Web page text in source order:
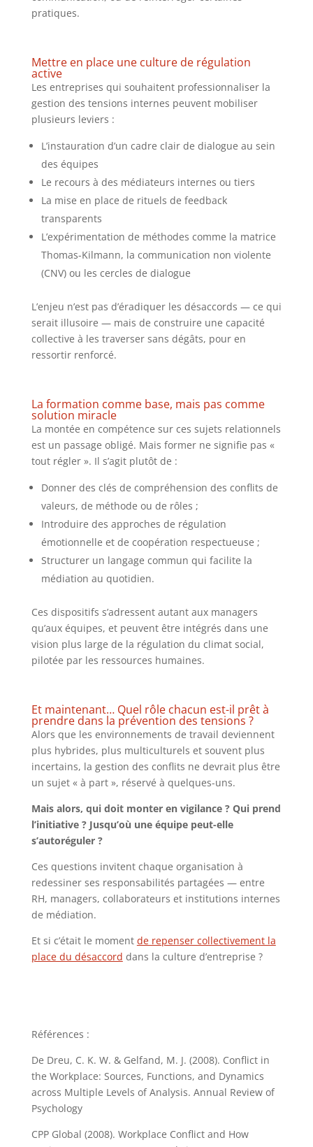
pratiques.
Mettre en place une culture de régulation
active
Les entreprises qui souhaitent professionnaliser la
gestion des tensions internes peuvent mobiliser
plusieurs leviers :
L’instauration d’un cadre clair de dialogue au sein
des équipes
Le recours à des médiateurs internes ou tiers
La mise en place de rituels de feedback
transparents
L’expérimentation de méthodes comme la matrice
Thomas-Kilmann, la communication non violente
(CNV) ou les cercles de dialogue
L’enjeu n’est pas d’éradiquer les désaccords — ce qui
serait illusoire — mais de construire une capacité
collective à les traverser sans dégâts, pour en
ressortir renforcé.
La formation comme base, mais pas comme
solution miracle
La montée en compétence sur ces sujets relationnels
est un passage obligé. Mais former ne signifie pas «
tout régler ». Il s’agit plutôt de :
Donner des clés de compréhension des conflits de
valeurs, de méthode ou de rôles ;
Introduire des approches de régulation
émotionnelle et de coopération respectueuse ;
Structurer un langage commun qui facilite la
médiation au quotidien.
Ces dispositifs s’adressent autant aux managers
qu’aux équipes, et peuvent être intégrés dans une
vision plus large de la régulation du climat social,
pilotée par les ressources humaines.
Et maintenant… Quel rôle chacun est-il prêt à
prendre dans la prévention des tensions ?
Alors que les environnements de travail deviennent
plus hybrides, plus multiculturels et souvent plus
incertains, la gestion des conflits ne devrait plus être
un sujet « à part », réservé à quelques-uns.
Mais alors, qui doit monter en vigilance ? Qui prend
l’initiative ? Jusqu’où une équipe peut-elle
s’autoréguler ?
Ces questions invitent chaque organisation à
redessiner ses responsabilités partagées — entre
RH, managers, collaborateurs et institutions internes
de médiation.
Et si c’était le moment de repenser collectivement la
place du désaccord dans la culture d’entreprise ?
Références :
De Dreu, C. K. W. & Gelfand, M. J. (2008). Conflict in
the Workplace: Sources, Functions, and Dynamics
across Multiple Levels of Analysis. Annual Review of
Psychology
CPP Global (2008). Workplace Conflict and How